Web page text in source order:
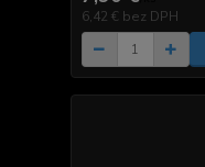
6,42 € bez DPH